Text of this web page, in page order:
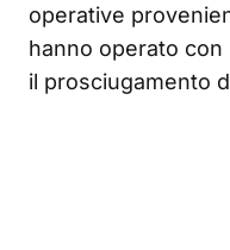
operative
hanno operato
il prosciugamento